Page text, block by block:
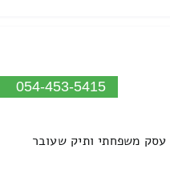
054-453-5415
משפחתי ותיק שעובר